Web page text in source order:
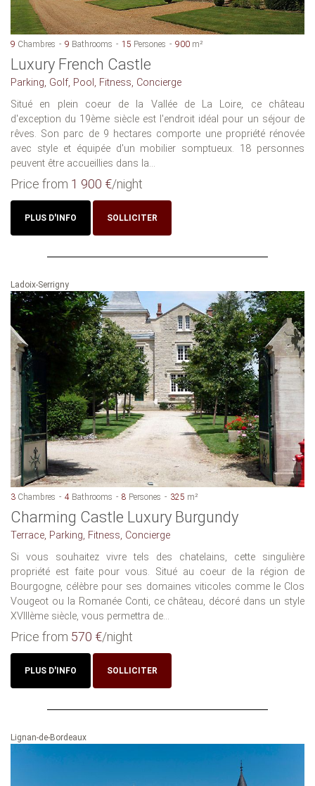
9 Chambres 9 Bathrooms 15 Persones 900 m²
Luxury French Castle
Parking, Golf, Pool, Fitness, Concierge
Situé en plein coeur de la Vallée de La Loire, ce château
d'exception du 19ème siècle est l'endroit idéal pour un séjour de
rêves. Son parc de 9 hectares comporte une propriété rénovée
avec style et équipée d'un mobilier somptueux. 18 personnes
peuvent être accueillies dans la...
Price from 1 900 €/night
PLUS D'INFO SOLLICITER
Ladoix-Serrigny
3 Chambres 4 Bathrooms 8 Persones 325 m²
Charming Castle Luxury Burgundy
Terrace, Parking, Fitness, Concierge
Si vous souhaitez vivre tels des chatelains, cette singulière
propriété est faite pour vous. Situé au coeur de la région de
Bourgogne, célèbre pour ses domaines viticoles comme le Clos
Vougeot ou la Romanée Conti, ce château, décoré dans un style
XVIIIème siècle, vous permettra de...
Price from 570 €/night
PLUS D'INFO SOLLICITER
Lignan-de-Bordeaux